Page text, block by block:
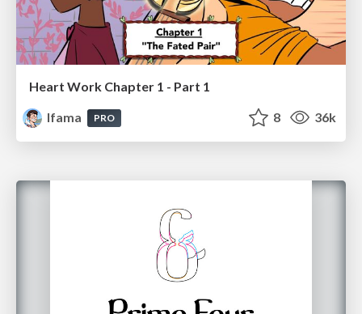
Heart Work Chapter 1 - Part 1
lfama
PRO 8 36k